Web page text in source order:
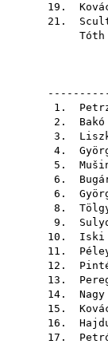
19.
21.
Tóth
1.
2.
3.
4.
5.
6.
6.
8.
9.
10. Iski
11.
12.
13.
14.
15.
16.
17.